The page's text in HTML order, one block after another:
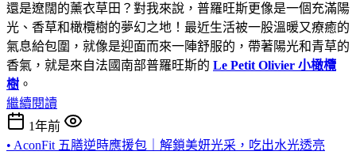
還是遼闊的薰衣草田？對我來說，普羅旺斯更像是一個充滿陽
光、香草和橄欖樹的夢幻之地！最近生活被一股溫暖又療癒的
氣息給包圍，就像是迎面而來一陣舒服的，帶著陽光和青草的
香氣，就是來自法國南部普羅旺斯的 Le Petit Olivier 小橄欖
樹 。
繼續閱讀
1年前
• AconFit 五膳逆時應援包｜解鎖美妍光采，吃出水光透亮